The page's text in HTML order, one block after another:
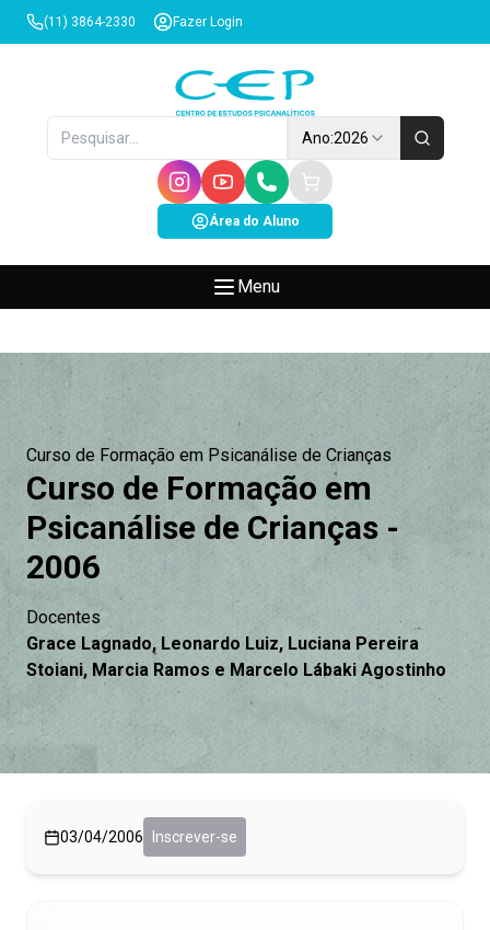
(11) 3864-2330 Fazer Login
Ano:2026
Área do Aluno
Menu
Curso de Formação em Psicanálise de Crianças
Curso de Formação em
Psicanálise de Crianças -
2006
Docentes
Grace Lagnado, Leonardo Luiz, Luciana Pereira
Stoiani, Marcia Ramos e Marcelo Lábaki Agostinho
03/04/2006 Inscrever-se